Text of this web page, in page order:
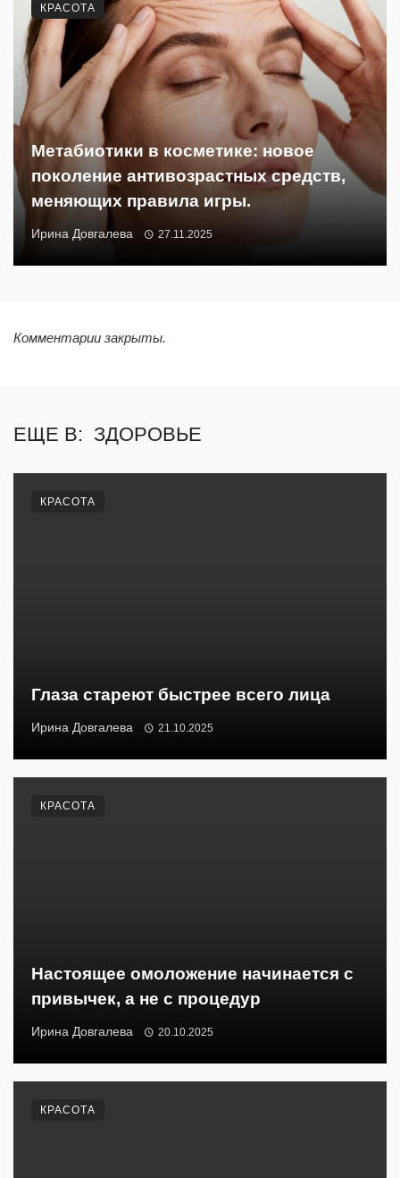
Метабиотики в косметике: новое
поколение антивозрастных средств,
меняющих правила игры.
Ирина Довгалева 27.11.2025
КРАСОТА
Комментарии закрыты.
ЕЩЕ В: ЗДОРОВЬЕ
Глаза стареют быстрее всего лица
Ирина Довгалева 21.10.2025
КРАСОТА
Настоящее омоложение начинается с
привычек, а не с процедур
Ирина Довгалева 20.10.2025
КРАСОТА
КРАСОТА